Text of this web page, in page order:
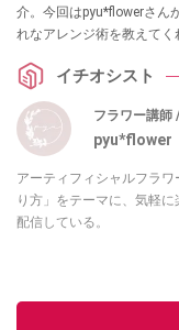
介。今回はpyu*flowerさん
れなアレンジ術を教えてく
イチオシスト
フラワー講
pyu*flower
アーティフィシャルフラ
り方」をテーマに、気軽
配信している。